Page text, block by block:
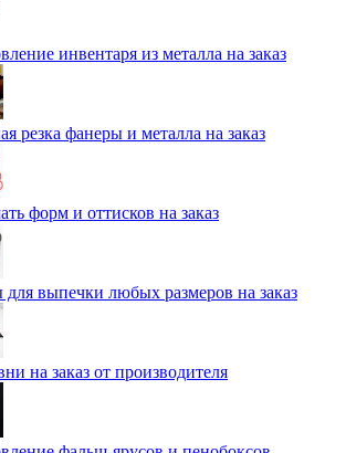
инвентаря из металла на заказ
резка фанеры и металла на заказ
форм и оттисков на заказ
выпечки любых размеров на заказ
на заказ от производителя